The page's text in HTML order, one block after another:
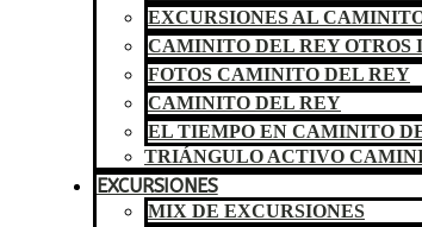
EXCURSIONES AL
CAMINITO DEL REY OTROS
FOTOS CAMINITO DEL REY
CAMINITO DEL REY
EL TIEMPO EN CAMINITO
TRIÁNGULO ACTIVO
EXCURSIONES
MIX DE EXCURSIONES